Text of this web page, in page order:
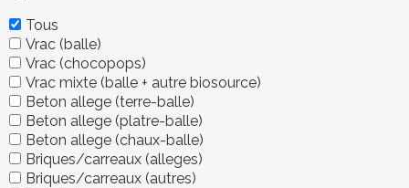
Tous
Vrac (balle)
Vrac (chocopops)
Vrac mixte (balle + autre biosource)
Beton allege (terre-balle)
Beton allege (platre-balle)
Beton allege (chaux-balle)
Briques/carreaux (alleges)
Briques/carreaux (autres)